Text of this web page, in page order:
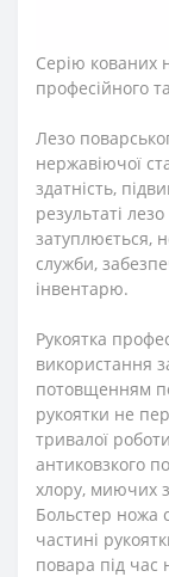
Серію кованих
професійного
Лезо
нержавіючої
здатність,
результаті
затуплюється,
служби,
інвентарю.
Рукоятка
використання
потовщенням
рукоятки не
тривалої
антиковзкого
хлору, миючих
Больстер ножа
частині
повара під час